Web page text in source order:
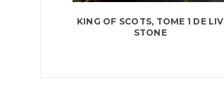
KING OF SCOTS, TOME 1 DE LIV
STONE